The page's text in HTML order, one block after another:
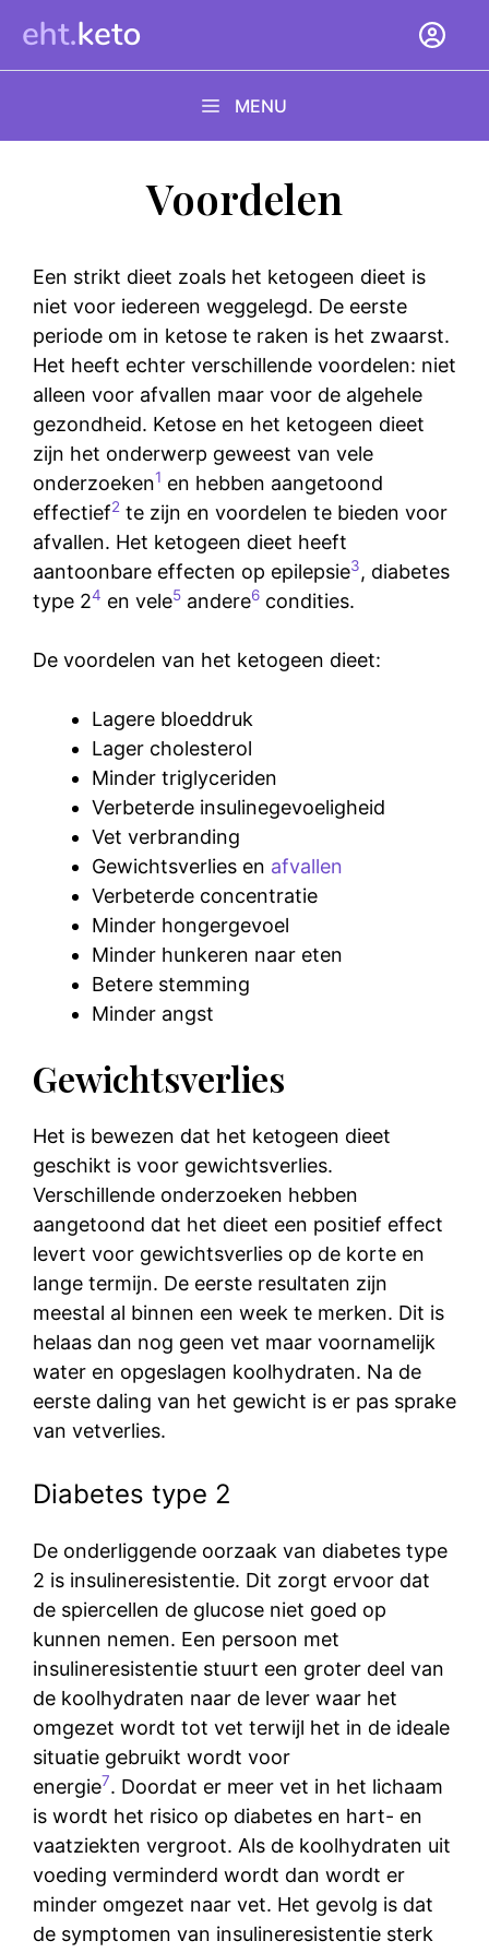
naar
de
MENU
Voordelen
Een strikt dieet zoals het ketogeen dieet is
niet voor iedereen weggelegd. De eerste
periode om in ketose te raken is het zwaarst.
Het heeft echter verschillende voordelen: niet
alleen voor afvallen maar voor de algehele
gezondheid. Ketose en het ketogeen dieet
zijn het onderwerp geweest van vele
onderzoeken1 en hebben aangetoond
effectief2 te zijn en voordelen te bieden voor
afvallen. Het ketogeen dieet heeft
aantoonbare effecten op epilepsie3, diabetes
type 24 en vele5 andere6 condities.
De voordelen van het ketogeen dieet:
Lagere bloeddruk
Lager cholesterol
Minder triglyceriden
Verbeterde insulinegevoeligheid
Vet verbranding
Gewichtsverlies en afvallen
Verbeterde concentratie
Minder hongergevoel
Minder hunkeren naar eten
Betere stemming
Minder angst
Gewichtsverlies
Het is bewezen dat het ketogeen dieet
geschikt is voor gewichtsverlies.
Verschillende onderzoeken hebben
aangetoond dat het dieet een positief effect
levert voor gewichtsverlies op de korte en
lange termijn. De eerste resultaten zijn
meestal al binnen een week te merken. Dit is
helaas dan nog geen vet maar voornamelijk
water en opgeslagen koolhydraten. Na de
eerste daling van het gewicht is er pas sprake
van vetverlies.
Diabetes type 2
De onderliggende oorzaak van diabetes type
2 is insulineresistentie. Dit zorgt ervoor dat
de spiercellen de glucose niet goed op
kunnen nemen. Een persoon met
insulineresistentie stuurt een groter deel van
de koolhydraten naar de lever waar het
omgezet wordt tot vet terwijl het in de ideale
situatie gebruikt wordt voor
energie7. Doordat er meer vet in het lichaam
is wordt het risico op diabetes en hart- en
vaatziekten vergroot. Als de koolhydraten uit
voeding verminderd wordt dan wordt er
minder omgezet naar vet. Het gevolg is dat
de symptomen van insulineresistentie sterk